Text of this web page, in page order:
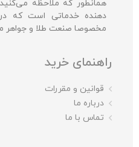
همانطور که ملاحظه
دهنده خدماتی است که
مخصوصا صنعت طلا و جواهر
راهنمای خرید
قوانین و مقررات
درباره ما
تماس با ما